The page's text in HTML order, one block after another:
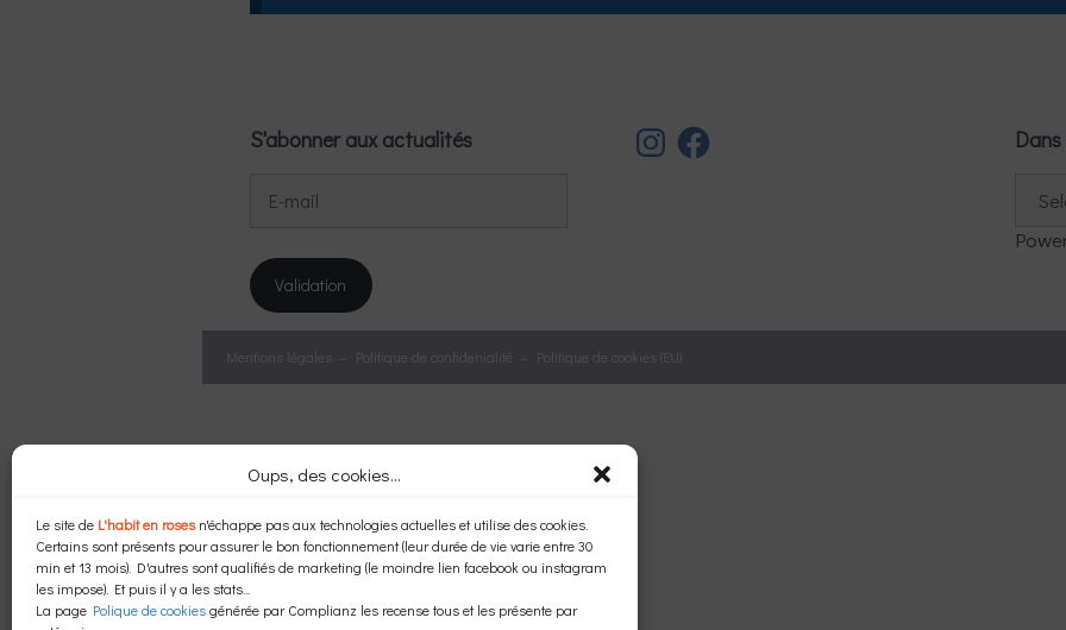
Oups, des cookies...
Le site de L'habit en rosesn'échappe pas aux technologies actuelles et utilise des cookies.
Certains sont présents pour assurer le bon fonctionnement (leur durée de vie varie entre 30
min et 13 mois). D'autres sont qualifiés de marketing (le moindre lien facebook ou instagram
les impose). Et puis il y a les stats...
La page Polique de cookiesgénérée par Complianz les recense tous et les présente par
S'abonner aux actualités
mail
Validation
InstagramFacebook
Mentions légales Politique de confidenialité Politique de cookies (EU)